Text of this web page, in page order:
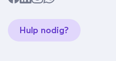
Hulp nodig?